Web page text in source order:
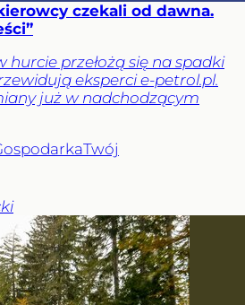
czekali od dawna.
hurcie przełożą się na spadki
eksperci e-petrol.pl.
już w nadchodzącym
Twój